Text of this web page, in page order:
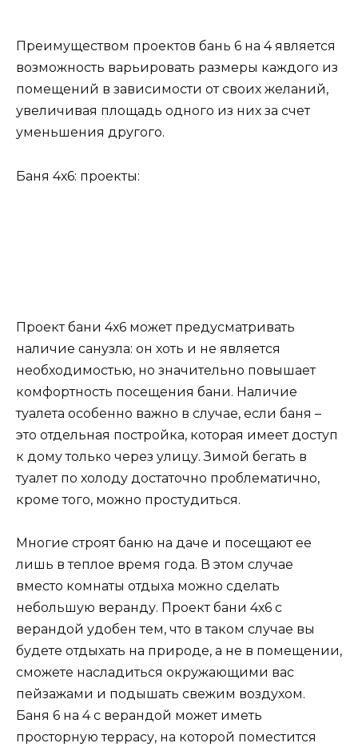
Преимуществом проектов бань 6 на 4 является
возможность варьировать размеры каждого из
помещений в зависимости от своих желаний,
увеличивая площадь одного из них за счет
уменьшения другого.
Баня 4х6: проекты:
Проект бани 4х6 может предусматривать
наличие санузла: он хоть и не является
необходимостью, но значительно повышает
комфортность посещения бани. Наличие
туалета особенно важно в случае, если баня –
это отдельная постройка, которая имеет доступ
к дому только через улицу. Зимой бегать в
туалет по холоду достаточно проблематично,
кроме того, можно простудиться.
Многие строят баню на даче и посещают ее
лишь в теплое время года. В этом случае
вместо комнаты отдыха можно сделать
небольшую веранду. Проект бани 4х6 с
верандой удобен тем, что в таком случае вы
будете отдыхать на природе, а не в помещении,
сможете насладиться окружающими вас
пейзажами и подышать свежим воздухом.
Баня 6 на 4 с верандой может иметь
просторную террасу, на которой поместится